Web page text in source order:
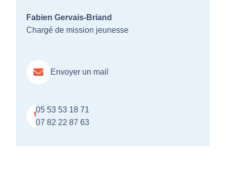
Fabien Gervais-Briand
Chargé de mission jeunesse
Envoyer un mail
05 53 53 18 71
07 82 22 87 63